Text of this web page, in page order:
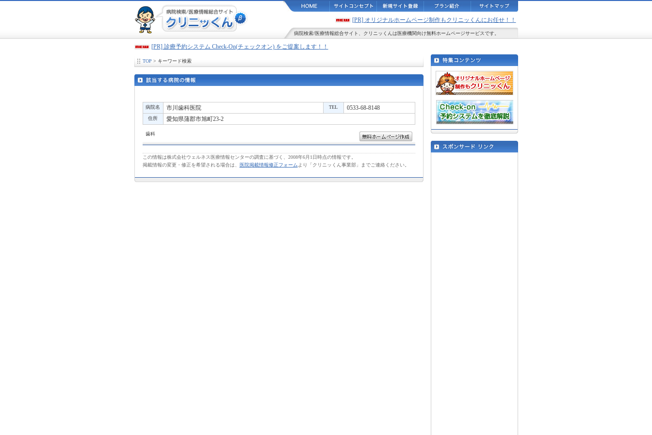
[PR] オリジナルホームページ制作もクリニッくんにお任せ！！
病院検索/医療情報総合サイト、 クリニッくん は医療機関向け無料ホームページサービスです。
[PR] 診療予約システム Check-On(チェックオン) をご提案します！！
TOP > キーワード検索
病院名 市川歯科医院 TEL 0533-68-8148
住所 愛知県蒲郡市旭町23-2
歯科
この情報は株式会社ウェルネス医療情報センターの調査に基づく、2008年6月1日時点の情報です。
掲載情報の変更・修正を希望される場合は、
医院掲載情報修正フォーム より「クリニッくん事業部」までご連絡ください。